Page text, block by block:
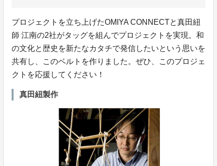
プロジェクトを立ち上げたOMIYA CONNECTと真田紐
師 江南の2社がタッグを組んでプロジェクトを実現。和
の文化と歴史を新たなカタチで発信したいという思いを
共有し、このベルトを作りました。ぜひ、このプロジェ
クトを応援してください！
真田紐製作